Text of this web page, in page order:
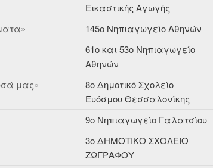
Εικαστικής Αγωγής
145ο Νηπιαγωγείο Αθηνών
61o και 53ο Νηπιαγωγείο
Αθηνών
μας»
8ο Δημοτικό Σχολείο
Ευόσμου Θεσσαλονίκης
9ο Νηπιαγωγείο Γαλατσίου
3o ΔΗΜΟΤΙΚΟ ΣΧΟΛΕΙΟ
ΖΩΓΡΑΦΟΥ